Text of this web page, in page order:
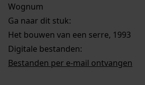
Wognum
Ga naar dit stuk:
Het bouwen van een serre, 1993
Digitale bestanden:
Bestanden per e-mail ontvangen